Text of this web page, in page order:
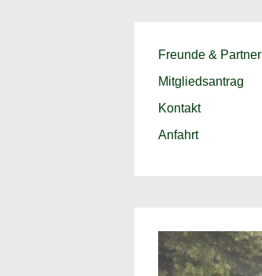
Freunde & Partner
Mitgliedsantrag
Kontakt
Anfahrt